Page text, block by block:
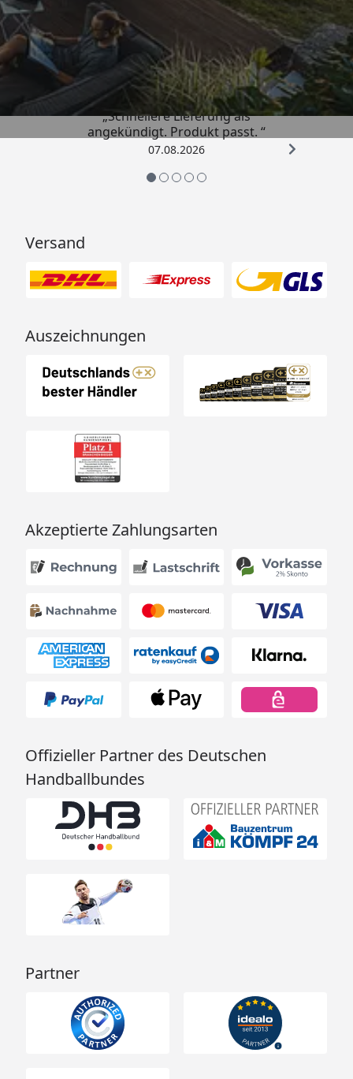
Trusted Shops
4,81/ 5
„Schnellere Lieferung als
angekündigt. Produkt passt. “
07.08.2026
Versand
Auszeichnungen
Akzeptierte Zahlungsarten
Offizieller Partner des Deutschen
Handballbundes
Partner